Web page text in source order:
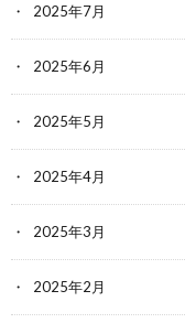
2025年7月
2025年6月
2025年5月
2025年4月
2025年3月
2025年2月